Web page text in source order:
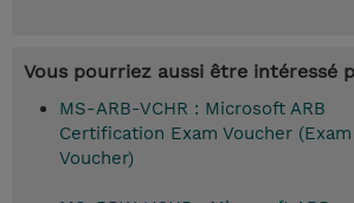
Vous pourriez aussi être intéressé
MS-ARB-VCHR : Microsoft ARB
Certification Exam Voucher (Exam
Voucher)